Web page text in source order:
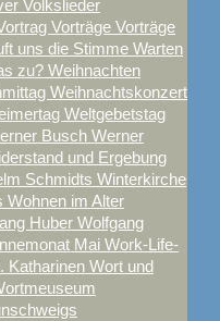
Volkslieder
Vorträge Vorträge
uns die Stimme Warten
zu? Weihnachten
Weihnachtskonzert
Weltgebetstag
Busch Werner
und Ergebung
Schmidts Winterkirche
Wohnen im Alter
Huber Wolfgang
Mai Work-Life-
Katharinen Wort und